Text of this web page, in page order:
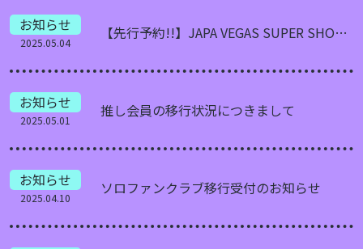
お知らせ
2025.05.04
【先行予約!!】JAPA VEGAS SUPER SHOW TIME~1万人ライブの10分の1~
お知らせ
2025.05.01
推し会員の移行状況につきまして
お知らせ
2025.04.10
ソロファンクラブ移行受付のお知らせ